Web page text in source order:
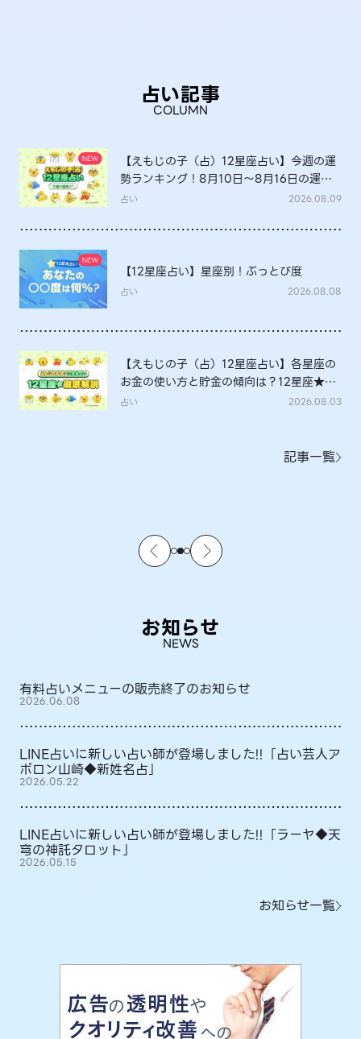
占い記事
COLUMN
【えもじの子（占）12星座占い】今週の運
勢ランキング！8月10日～8月16日の運勢
は？
占い 2026.08.09
【12星座占い】星座別！ぶっとび度
占い 2026.08.08
【えもじの子（占）12星座占い】各星座の
お金の使い方と貯金の傾向は？12星座★徹
底解説
占い 2026.08.03
記事一覧
お知らせ
NEWS
有料占いメニューの販売終了のお知らせ
2026.06.08
LINE占いに新しい占い師が登場しました!!「占い芸人ア
ポロン山崎◆新姓名占」
2026.05.22
LINE占いに新しい占い師が登場しました!!「ラーヤ◆天
穹の神託タロット」
2026.05.15
お知らせ一覧